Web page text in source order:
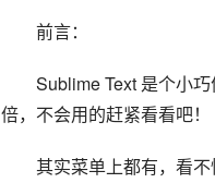
前言：
Sublime Text 是个小
倍，不会用的赶紧看看吧！
其实菜单上都有，看